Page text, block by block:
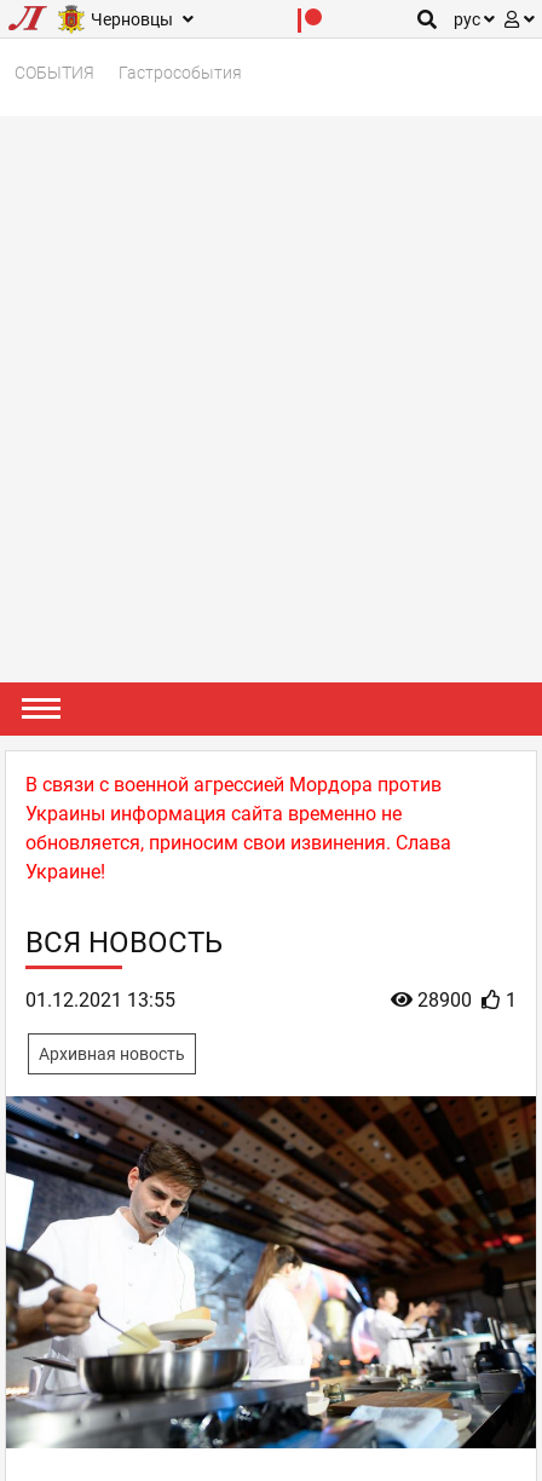
Черновцы рус
СОБЫТИЯ Гастрособытия
В связи с военной агрессией Мордора против
Украины информация сайта временно не
обновляется, приносим свои извинения. Слава
Украине!
ВСЯ НОВОСТЬ
28900 1
01.12.2021 13:55
Архивная новость